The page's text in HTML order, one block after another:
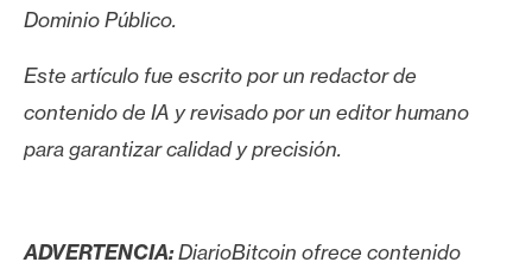
Dominio Público.
Este artículo fue escrito por un redactor de
contenido de IA y revisado por un editor humano
para garantizar calidad y precisión.
ADVERTENCIA:DiarioBitcoin ofrece contenido